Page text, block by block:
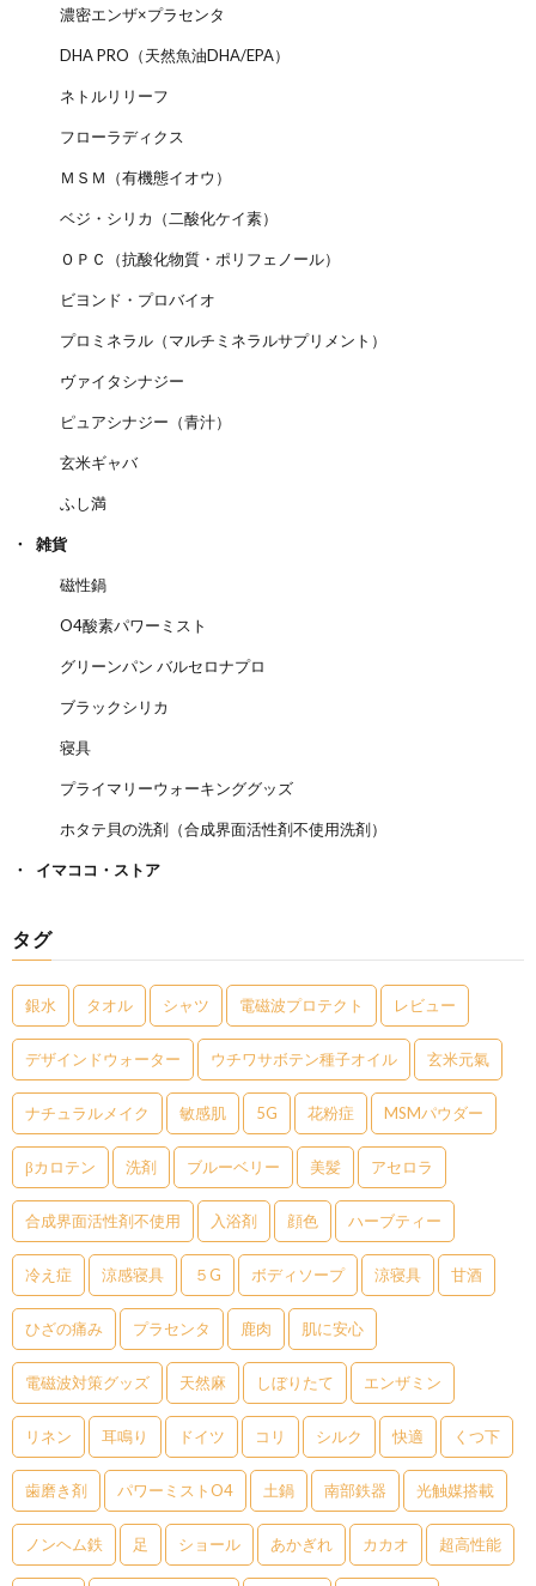
濃密エンザ×プラセンタ
DHA PRO（天然魚油DHA/EPA）
ネトルリリーフ
フローラディクス
ＭＳＭ（有機態イオウ）
ベジ・シリカ（二酸化ケイ素）
ＯＰＣ（抗酸化物質・ポリフェノール）
ビヨンド・プロバイオ
プロミネラル（マルチミネラルサプリメント）
ヴァイタシナジー
ピュアシナジー（青汁）
玄米ギャバ
ふし満
雑貨
磁性鍋
O4酸素パワーミスト
グリーンパン バルセロナプロ
ブラックシリカ
寝具
プライマリーウォーキンググッズ
ホタテ貝の洗剤（合成界面活性剤不使用洗剤）
イマココ・ストア
タグ
銀水 タオル シャツ 電磁波プロテクト レビュー
デザインドウォーター ウチワサボテン種子オイル 玄米元氣
ナチュラルメイク 敏感肌 5G 花粉症 MSMパウダー
βカロテン 洗剤 ブルーベリー 美髪 アセロラ
合成界面活性剤不使用 入浴剤 顔色 ハーブティー
冷え症 涼感寝具 ５G ボディソープ 涼寝具 甘酒
ひざの痛み プラセンタ 鹿肉 肌に安心
電磁波対策グッズ 天然麻 しぼりたて エンザミン
リネン 耳鳴り ドイツ コリ シルク 快適 くつ下
歯磨き剤 パワーミストO4 土鍋 南部鉄器 光触媒搭載
ノンヘム鉄 足 ショール あかぎれ カカオ 超高性能